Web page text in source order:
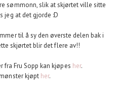
sømmonn, slik at skjørtet ville sitte
jeg at det gjorde :D
til å sy den øverste delen bak i
skjørtet blir det flere av!!
fra Fru Sopp kan kjøpes her.
kjøpt her.